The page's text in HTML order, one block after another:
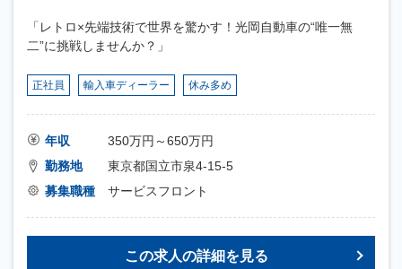
「レトロ×先端技術で世界を驚かす！光岡自動車の“唯一無
二”に挑戦しませんか？」
正社員 輸入車ディーラー 休み多め
年収
350万円～650万円
勤務地
東京都国立市泉4-15-5
募集職種
サービスフロント
この求人の詳細を見る